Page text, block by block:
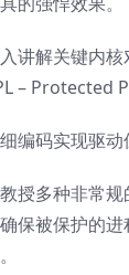
入讲解关键内
– Protected
细编码实现驱动
教授多种非常
保被保护的